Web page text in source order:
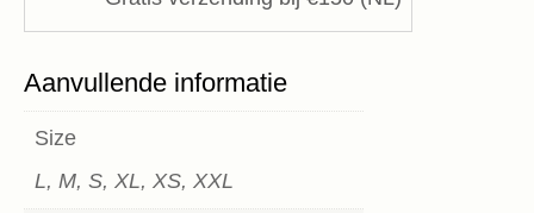
Aanvullende informatie
Size
L, M, S, XL, XS, XXL